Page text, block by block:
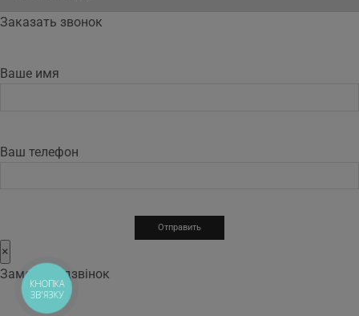
Заказать звонок
Ваше имя
Ваш телефон
×
Замовити дзвінок
КНОПКА
ЗВ'ЯЗКУ